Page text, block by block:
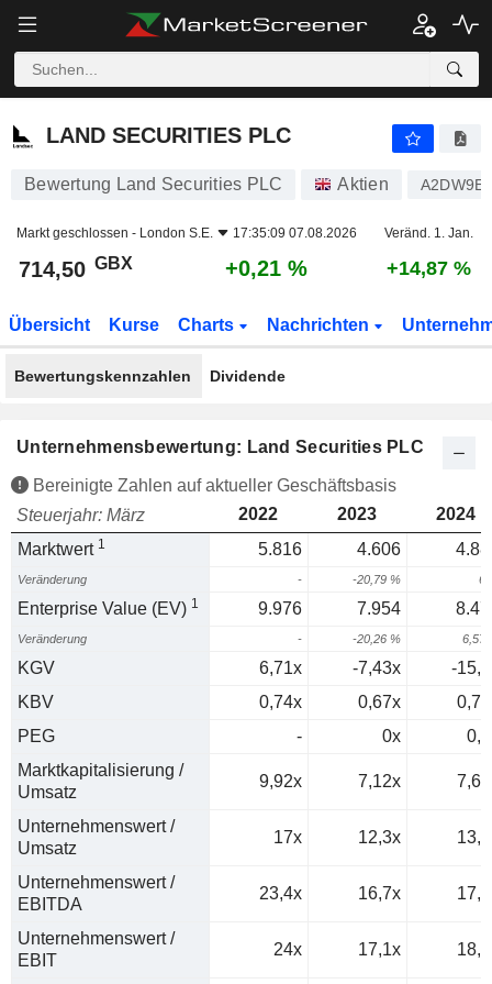
LAND SECURITIES PLC
LAND SECURITIES PLC
Bewertung Land Securities PLC Aktien A2DW9E
Markt geschlossen - London S.E. 17:35:09 07.08.2026 Veränd. 1. Jan.
714,50 GBX +0,21 % +14,87 %
Übersicht Kurse Charts Nachrichten
Bewertungskennzahlen Dividende
Unternehmensbewertung: Land Securities PLC
Bereinigte Zahlen auf aktueller Geschäftsbasis
Steuerjahr: März
2022 2023
2024
Marktwert 1 5.816 4.606
Veränderung - -20,79 % 6
Enterprise Value (EV) 1 9.976 7.954
Veränderung - -20,26 % 6,57
KGV 6,71x -7,43x
-
KBV
0,74x 0,67x
PEG
- 0x
Marktkapitalisierung /
Umsatz
9,92x 7,12x
Unternehmenswert /
Umsatz
17x 12,3x
Unternehmenswert /
EBITDA
23,4x 16,7x
Unternehmenswert /
EBIT
24x 17,1x